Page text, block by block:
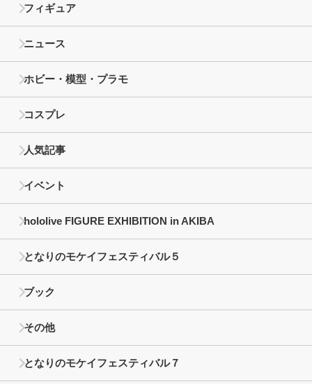
フィギュア
ニュース
ホビー・模型・プラモ
コスプレ
人気記事
イベント
hololive FIGURE EXHIBITION in AKIBA
となりのモケイフェスティバル５
ブック
その他
となりのモケイフェスティバル７